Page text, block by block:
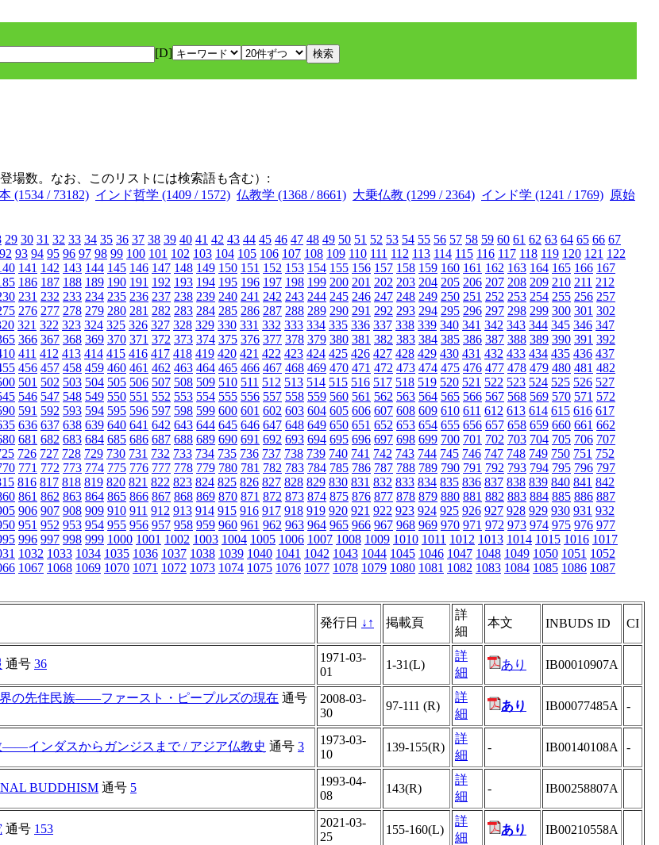
[D]
場数。なお、このリストには検索語も含む）:
(1534 / 73182) インド哲学 (1409 / 1572) 仏教学 (1368 / 8661) 大乗仏教 (1299 / 2364) インド学 (1241 / 1769) 原始
29 30 31 32 33 34 35 36 37 38 39 40 41 42 43 44 45 46 47 48 49 50 51 52 53 54 55 56 57 58 59 60 61 62 63 64 65 66 67
92 93 94 95 96 97 98 99 100 101 102 103 104 105 106 107 108 109 110 111 112 113 114 115 116 117 118 119 120 121 122
141 142 143 144 145 146 147 148 149 150 151 152 153 154 155 156 157 158 159 160 161 162 163 164 165 166 167
186 187 188 189 190 191 192 193 194 195 196 197 198 199 200 201 202 203 204 205 206 207 208 209 210 211 212
231 232 233 234 235 236 237 238 239 240 241 242 243 244 245 246 247 248 249 250 251 252 253 254 255 256 257
276 277 278 279 280 281 282 283 284 285 286 287 288 289 290 291 292 293 294 295 296 297 298 299 300 301 302
321 322 323 324 325 326 327 328 329 330 331 332 333 334 335 336 337 338 339 340 341 342 343 344 345 346 347
366 367 368 369 370 371 372 373 374 375 376 377 378 379 380 381 382 383 384 385 386 387 388 389 390 391 392
411 412 413 414 415 416 417 418 419 420 421 422 423 424 425 426 427 428 429 430 431 432 433 434 435 436 437
456 457 458 459 460 461 462 463 464 465 466 467 468 469 470 471 472 473 474 475 476 477 478 479 480 481 482
501 502 503 504 505 506 507 508 509 510 511 512 513 514 515 516 517 518 519 520 521 522 523 524 525 526 527
546 547 548 549 550 551 552 553 554 555 556 557 558 559 560 561 562 563 564 565 566 567 568 569 570 571 572
591 592 593 594 595 596 597 598 599 600 601 602 603 604 605 606 607 608 609 610 611 612 613 614 615 616 617
636 637 638 639 640 641 642 643 644 645 646 647 648 649 650 651 652 653 654 655 656 657 658 659 660 661 662
681 682 683 684 685 686 687 688 689 690 691 692 693 694 695 696 697 698 699 700 701 702 703 704 705 706 707
726 727 728 729 730 731 732 733 734 735 736 737 738 739 740 741 742 743 744 745 746 747 748 749 750 751 752
771 772 773 774 775 776 777 778 779 780 781 782 783 784 785 786 787 788 789 790 791 792 793 794 795 796 797
816 817 818 819 820 821 822 823 824 825 826 827 828 829 830 831 832 833 834 835 836 837 838 839 840 841 842
861 862 863 864 865 866 867 868 869 870 871 872 873 874 875 876 877 878 879 880 881 882 883 884 885 886 887
906 907 908 909 910 911 912 913 914 915 916 917 918 919 920 921 922 923 924 925 926 927 928 929 930 931 932
951 952 953 954 955 956 957 958 959 960 961 962 963 964 965 966 967 968 969 970 971 972 973 974 975 976 977
996 997 998 999 1000 1001 1002 1003 1004 1005 1006 1007 1008 1009 1010 1011 1012 1013 1014 1015 1016 1017
1032 1033 1034 1035 1036 1037 1038 1039 1040 1041 1042 1043 1044 1045 1046 1047 1048 1049 1050 1051 1052
1067 1068 1069 1070 1071 1072 1073 1074 1075 1076 1077 1078 1079 1080 1081 1082 1083 1084 1085 1086 1087
発行日 ↓ ↑ 掲載頁
詳
細
本文 INBUDS ID CI
通号 36
1971-03-
01
1-31(L)
詳
細
あり IB00010907A
の先住民族――ファースト・ピープルズの現在 通号
2008-03-
30
97-111 (R)
詳
細
あり IB00077485A -
――インダスからガンジスまで / アジア仏教史 通号 3
1973-03-
10
139-155(R)
詳
細
- IB00140108A -
BUDDHISM 通号 5
1993-04-
08
143(R)
詳
細
- IB00258807A
通号 153
2021-03-
25
155-160(L)
詳
細
あり IB00210558A